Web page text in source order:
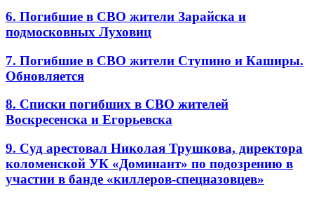
6. Погибшие в СВО жители Зарайска и
подмосковных Луховиц
7. Погибшие в СВО жители Ступино и Каширы.
Обновляется
8. Списки погибших в СВО жителей
Воскресенска и Егорьевска
9. Суд арестовал Николая Трушкова, директора
коломенской УК «Доминант» по подозрению в
участии в банде «киллеров-спецназовцев»